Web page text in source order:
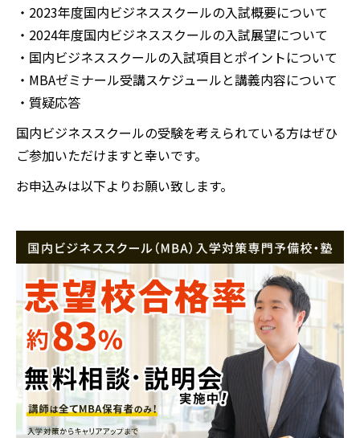
・2023年度国内ビジネススクールの入試概要について
・2024年度国内ビジネススクールの入試展望について
・国内ビジネススクールの入試項目とポイントについて
・MBAゼミナール受講スケジュールと講義内容について
・質疑応答
国内ビジネススクールの受験を考えられている方はぜひ
ご参加いただけますと幸いです。
お申込みは以下よりお願い致します。